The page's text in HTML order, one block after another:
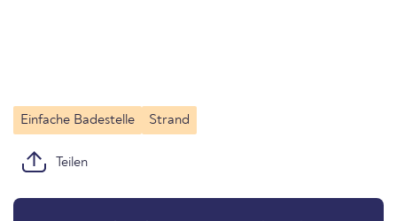
Einfache Badestelle Strand
Teilen